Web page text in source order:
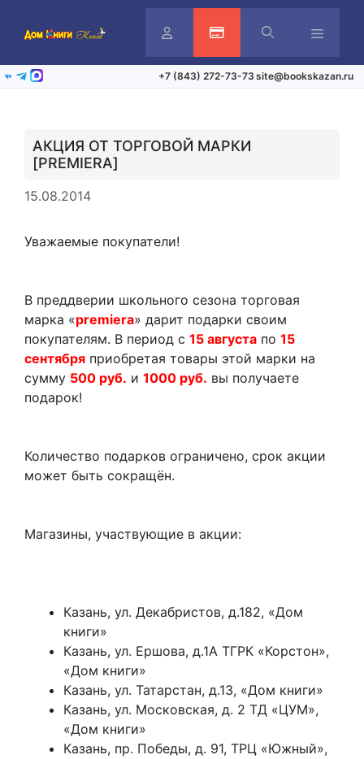
ЛичныйАктивация карты
ВКонтакте
Telegram
Max +7 (843) 272-73-73 site@bookskazan.ru
АКЦИЯ ОТ ТОРГОВОЙ МАРКИ
[PREMIERA]
15.08.2014
Уважаемые покупатели!
В преддверии школьного сезона торговая
марка «premiera» дарит подарки своим
покупателям. В период с 15 августа по 15
сентября приобретая товары этой марки на
сумму 500 руб. и 1000 руб. вы получаете
подарок!
Количество подарков ограничено, срок акции
может быть сокращён.
Магазины, участвующие в акции:
Казань, ул. Декабристов, д.182, «Дом
книги»
Казань, ул. Ершова, д.1А ТГРК «Корстон»,
«Дом книги»
Казань, ул. Татарстан, д.13, «Дом книги»
Казань, ул. Московская, д. 2 ТД «ЦУМ»,
«Дом книги»
Казань, пр. Победы, д. 91, ТРЦ «Южный»,